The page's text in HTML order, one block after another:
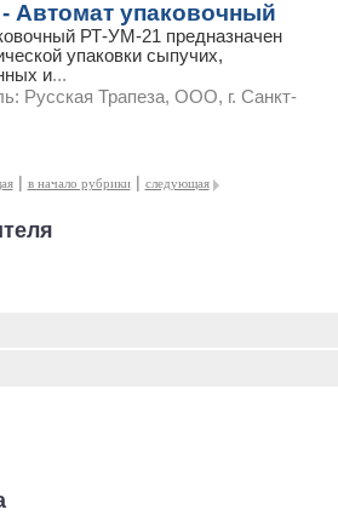
Автомат упаковочный
РТ-УМ-21 предназначен
упаковки сыпучих,
и...
Русская Трапеза, ООО, г. Санкт-
| в начало рубрики | следующая